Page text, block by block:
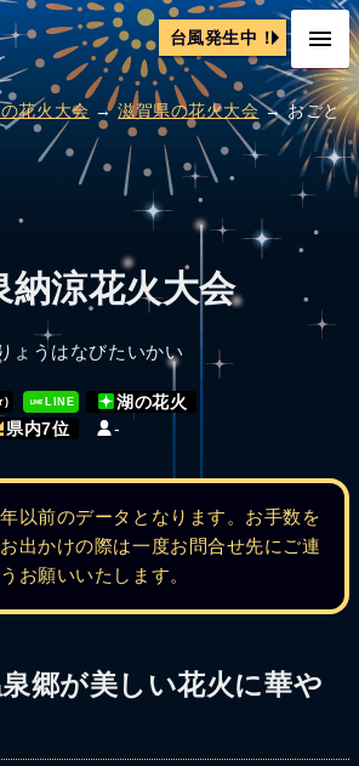
台風発生中！
花火大会 →滋賀県の花火大会→ おごと
納涼花火大会
ょうはなびたいかい
LINE
湖の花火
県内7位 -
以前のデータとなります。お手数を
出かけの際は一度お問合せ先にご連
お願いいたします。
郷が美しい花火に華や